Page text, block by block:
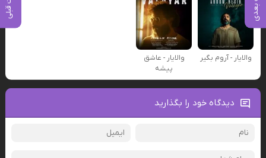
والایار - آروم بگیر
والایار - عاشق
پیشه
دیدگاه خود را بگذارید